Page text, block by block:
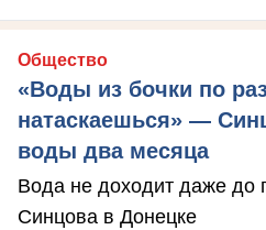
Общество
«Воды из бочки по
натаскаешься» —
воды два месяца
Вода не доходит даже до
Синцова в Донецке